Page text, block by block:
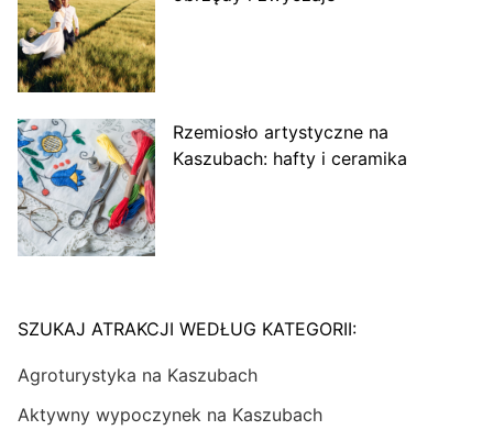
Rzemiosło artystyczne na
Kaszubach: hafty i ceramika
SZUKAJ ATRAKCJI WEDŁUG KATEGORII:
Agroturystyka na Kaszubach
Aktywny wypoczynek na Kaszubach